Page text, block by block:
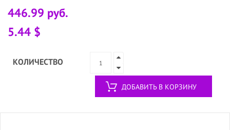
446.99 руб.
5.44 $
КОЛИЧЕСТВО
ДОБАВИТЬ В КОРЗИНУ